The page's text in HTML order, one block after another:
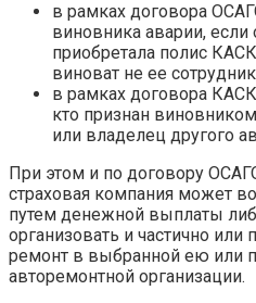
в рамках договора
виновника аварии, если
приобретала полис
виноват не ее
в рамках договора
кто признан
или владелец другого
При этом и по договору
страховая компания может
путем денежной выплаты
организовать и частично или
ремонт в выбранной ею или
авторемонтной организации.